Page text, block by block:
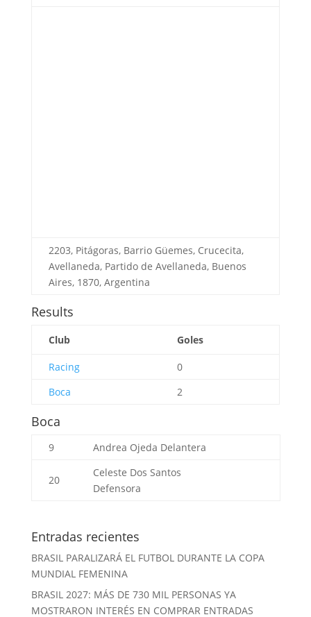
2203, Pitágoras, Barrio Güemes, Crucecita,
Avellaneda, Partido de Avellaneda, Buenos
Aires, 1870, Argentina
Results
Club Goles
Racing
0
Boca
2
Boca
9 Andrea Ojeda Delantera
20
Celeste Dos Santos
Defensora
Entradas recientes
BRASIL PARALIZARÁ EL FUTBOL DURANTE LA COPA
MUNDIAL FEMENINA
BRASIL 2027: MÁS DE 730 MIL PERSONAS YA
MOSTRARON INTERÉS EN COMPRAR ENTRADAS